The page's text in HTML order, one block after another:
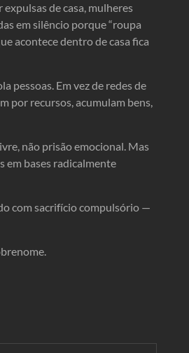
de casa, mulheres
em silêncio porque “roupa
acontece dentro de casa fica
pessoas. Em vez de redes de
por recursos, acumulam bens,
não prisão emocional. Mas
em bases radicalmente
com sacrifício compulsório —